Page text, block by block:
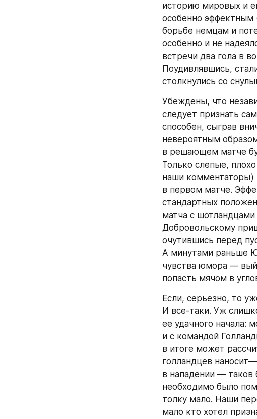
историю мировых и
особенно эффектным
борьбе немцам и
особенно и не
встречи два гола в
Поудивлявшись,
столкнулись со
Убеждены, что
следует признать
способен, сыграв
невероятным
в решающем матче
Только слепые,
наши комментаторы)
в первом матче.
стандартных
матча с
Добровольскому
очутившись перед
А минутами раньше
чувства юмора —
попасть мячом в
Если, серьезно, то
И все-таки. Уж
ее удачного начала:
и с командой
в итоге может
голландцев наносит—
в нападении —
необходимо было
толку мало. Наши
мало кто хотел